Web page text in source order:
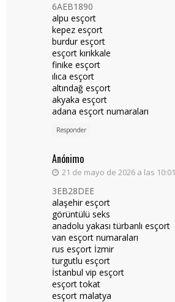
6AEB1890
alpu esçort
kepez esçort
burdur esçort
esçort kırıkkale
finike esçort
ılıca esçort
altındağ esçort
akyaka esçort
adana esçort numaraları
Responder
Anónimo
21 de mayo de 2026 a las 10:01
3EB28DEE
alaşehir esçort
görüntülü seks
anadolu yakası türbanlı esçort
van esçort numaraları
rus esçort İzmir
turgutlu esçort
İstanbul vip esçort
esçort tokat
esçort malatya